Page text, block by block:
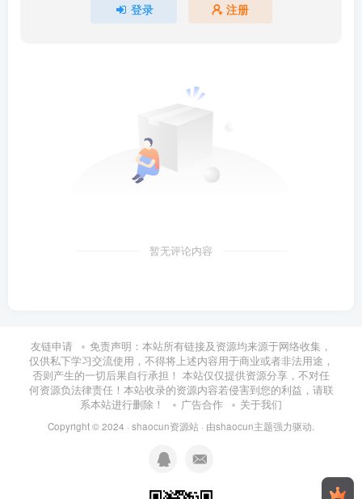
登录 注册
暂无评论内容
友链申请
免责声明：本站所有链接及资源均来源于网络收集，
仅供私下学习交流使用，不得将上述内容用于商业或者非法用途，
否则产生的一切后果自行承担！ 本站仅仅提供资源分享，不对任
何资源负法律责任！本站收录的资源内容若侵害到您的利益，请联
系本站进行删除！
广告合作 关于我们
Copyright © 2024 · shaocun资源站 · 由shaocun主题强力驱动.